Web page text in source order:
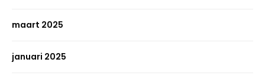
maart 2025
januari 2025